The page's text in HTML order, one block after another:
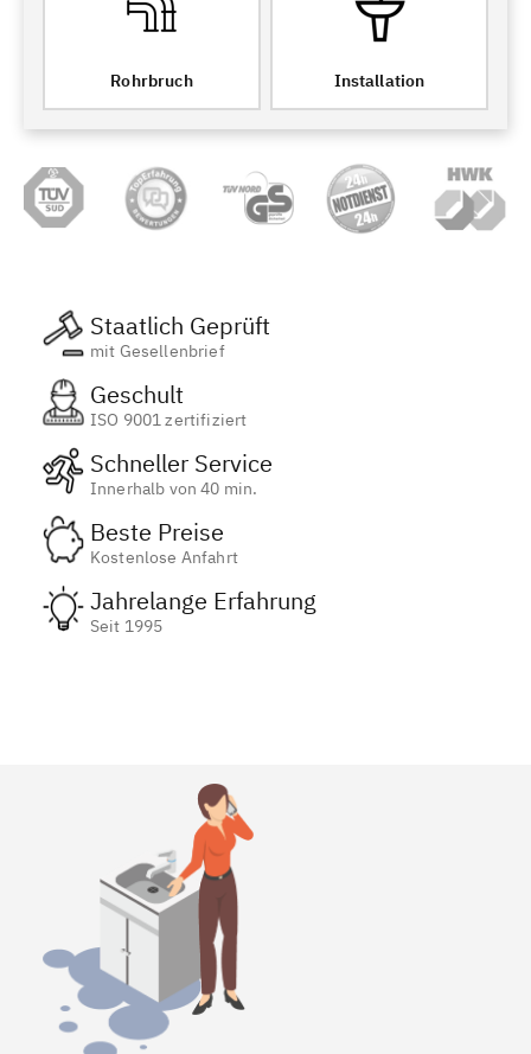
Rohrbruch Installation
Staatlich Geprüft
mit Gesellenbrief
Geschult
ISO 9001 zertifiziert
Schneller Service
Innerhalb von 40 min.
Beste Preise
Kostenlose Anfahrt
Jahrelange Erfahrung
Seit 1995